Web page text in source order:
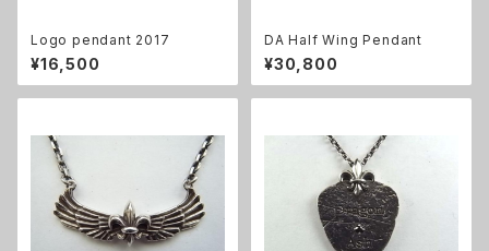
Logo pendant 2017
¥16,500
DA Half Wing Pendant
¥30,800